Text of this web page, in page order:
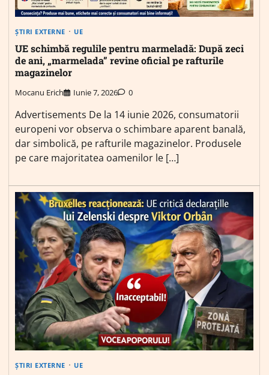
ȘTIRI EXTERNE UE
UE schimbă regulile pentru marmeladă: După zeci
de ani, „marmelada” revine oficial pe rafturile
magazinelor
Mocanu Erich Iunie 7, 2026 0
Advertisements De la 14 iunie 2026, consumatorii
europeni vor observa o schimbare aparent banală,
dar simbolică, pe rafturile magazinelor. Produsele
pe care majoritatea oamenilor le […]
ȘTIRI EXTERNE UE